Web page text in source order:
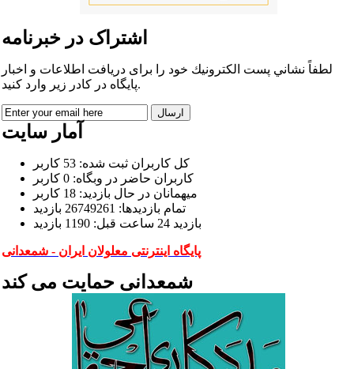
اشتراک در خبرنامه
لطفاً نشاني پست الكترونيك خود را برای دريافت اطلاعات و اخبار
پايگاه در كادر زير وارد كنيد.
آمار سایت
كل کاربران ثبت شده: 53 کاربر
کاربران حاضر در وبگاه: 0 کاربر
ميهمانان در حال بازديد: 18 کاربر
تمام بازديد‌ها: 26749261 بازدید
بازديد 24 ساعت قبل: 1190 بازدید
پایگاه اینترنتی معلولان ایران - شمعدانی
شمعدانی حمایت می کند